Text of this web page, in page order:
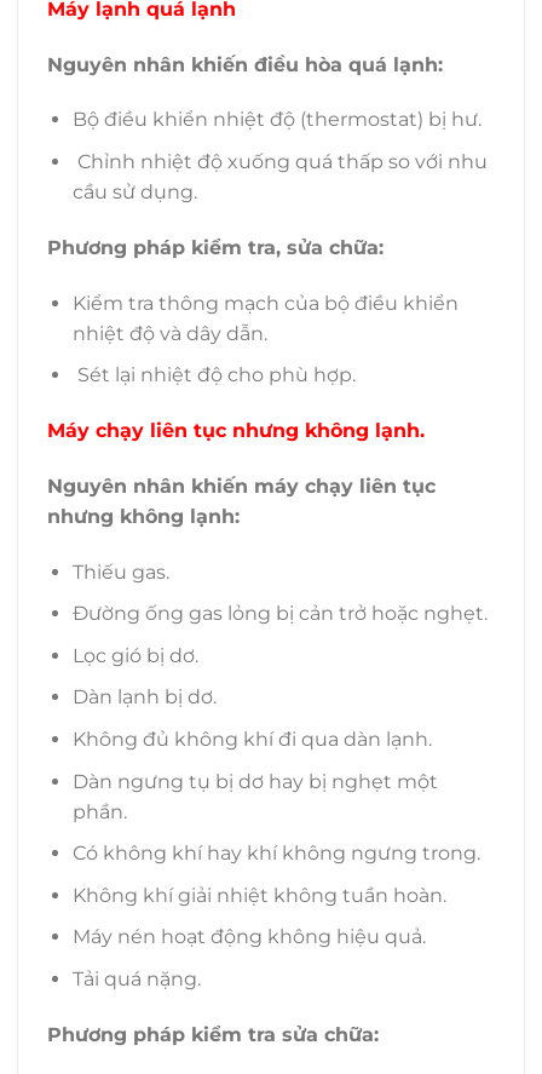
Máy lạnh quá lạnh
Nguyên nhân khiến điều hòa quá lạnh:
Bộ điều khiển nhiệt độ (thermostat) bị hư.
Chỉnh nhiệt độ xuống quá thấp so với nhu
cầu sử dụng.
Phương pháp kiểm tra, sửa chữa:
Kiểm tra thông mạch của bộ điều khiển
nhiệt độ và dây dẫn.
Sét lại nhiệt độ cho phù hợp.
Máy chạy liên tục nhưng không lạnh.
Nguyên nhân khiến máy chạy liên tục
nhưng không lạnh:
Thiếu gas.
Đường ống gas lỏng bị cản trở hoặc nghẹt.
Lọc gió bị dơ.
Dàn lạnh bị dơ.
Không đủ không khí đi qua dàn lạnh.
Dàn ngưng tụ bị dơ hay bị nghẹt một
phần.
Có không khí hay khí không ngưng trong.
Không khí giải nhiệt không tuần hoàn.
Máy nén hoạt động không hiệu quả.
Tải quá nặng.
Phương pháp kiểm tra sửa chữa: